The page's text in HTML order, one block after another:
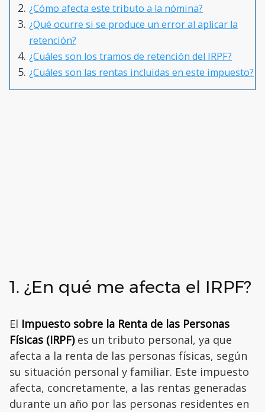
¿Cómo afecta este tributo a la nómina?
¿Qué ocurre si se produce un error al aplicar la
retención?
¿Cuáles son los tramos de retención del IRPF?
¿Cuáles son las rentas incluidas en este impuesto?
1. ¿En qué me afecta el IRPF?
El Impuesto sobre la Renta de las Personas
Físicas (IRPF)es un tributo personal, ya que
afecta a la renta de las personas físicas, según
su situación personal y familiar. Este impuesto
afecta, concretamente, a las rentas generadas
durante un año por las personas residentes en